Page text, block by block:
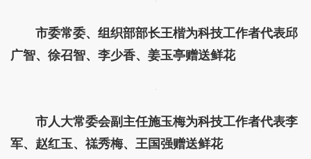
市委常委、组织部部长王楷为科技工作者代表邱
广智、徐召智、李少香、姜玉亭赠送鲜花
市人大常委会副主任施玉梅为科技工作者代表李
军、赵红玉、禚秀梅、王国强赠送鲜花